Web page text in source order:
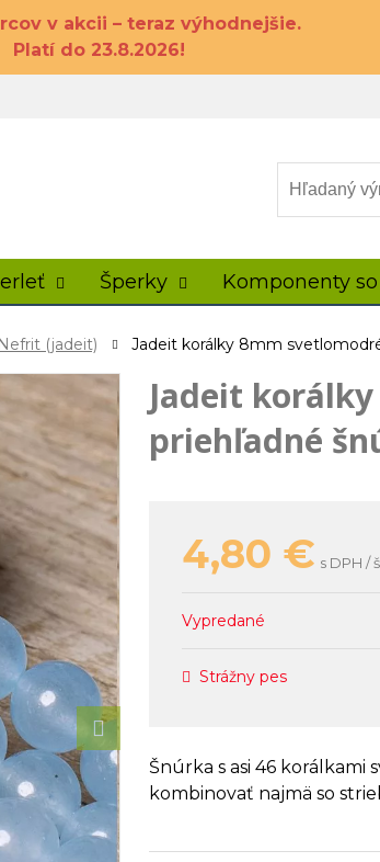
v akcii – teraz výhodnejšie.
Platí do 23.8.2026!
Šperky Komponenty
Nefrit (jadeit) Jadeit korálky 8mm
Jadeit
priehľadné
4,80 € s DPH /
Vypredané
Strážny pes
Šnúrka s asi 46
kombinovať najmä so